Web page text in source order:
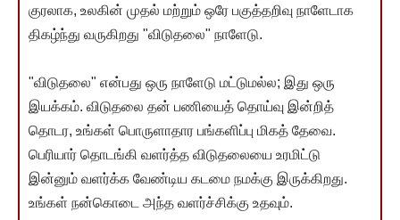
குரலாக, உலகின் முதல் மற்றும் ஒரே பகுத்தறிவு நாளேடாக
திகழ்ந்து வருகிறது "விடுதலை" நாளேடு.
"விடுதலை" என்பது ஒரு நாளேடு மட்டுமல்ல; இது ஒரு
இயக்கம். விடுதலை தன் பணியைத் தொய்வு இன்றித்
தொடர, உங்கள் பொருளாதார பங்களிப்பு மிகத் தேவை.
பெரியார் தொடங்கி வளர்த்த விடுதலையை உரமிட்டு
இன்னும் வளர்க்க வேண்டிய கடமை நமக்கு இருக்கிறது.
உங்கள் நன்கொடை அந்த வளர்ச்சிக்கு உதவும்.